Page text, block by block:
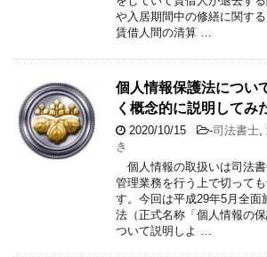
や入居期間中の修繕に関す
賃借人間の清算 …
個人情報保護法につい
く概念的に説明してみ
2020/10/15 -司法書士
き
個人情報の取扱いは司法
管理業務を行う上で切って
す。今回は平成29年5月全面
法（正式名称「個人情報の
ついて説明しよ …